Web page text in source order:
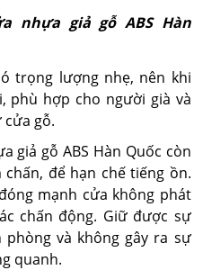
nhựa giả gỗ ABS Hàn
trọng lượng nhẹ, nên khi
phù hợp cho người già và
gỗ.
giả gỗ ABS Hàn Quốc còn
để hạn chế tiếng ồn.
mạnh cửa không phát
chấn động. Giữ được sự
và không gây ra sự
quanh.